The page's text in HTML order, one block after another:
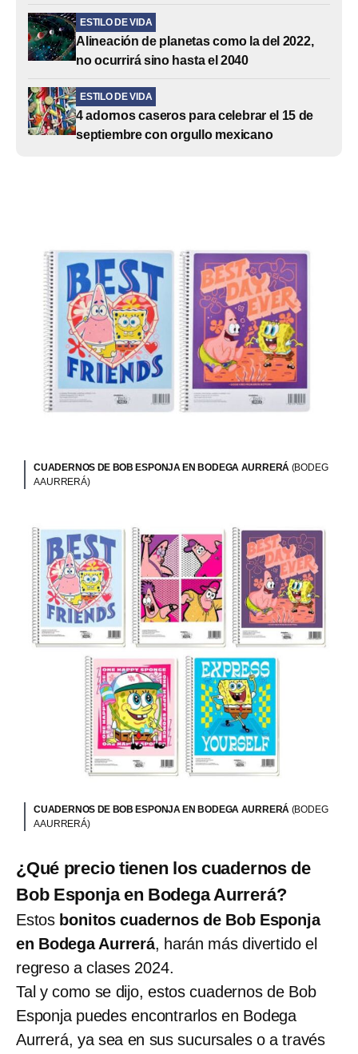
ESTILO DE VIDA
Alineación de planetas como la del 2022,
no ocurrirá sino hasta el 2040
ESTILO DE VIDA
4 adornos caseros para celebrar el 15 de
septiembre con orgullo mexicano
CUADERNOS DE BOB ESPONJA EN BODEGA AURRERÁ (BODEG
A AURRERÁ)
CUADERNOS DE BOB ESPONJA EN BODEGA AURRERÁ (BODEG
A AURRERÁ)
¿Qué precio tienen los cuadernos de
Bob Esponja en Bodega Aurrerá?
Estos bonitos cuadernos de Bob Esponja
en Bodega Aurrerá, harán más divertido el
regreso a clases 2024.
Tal y como se dijo, estos cuadernos de Bob
Esponja puedes encontrarlos en Bodega
Aurrerá, ya sea en sus sucursales o a través